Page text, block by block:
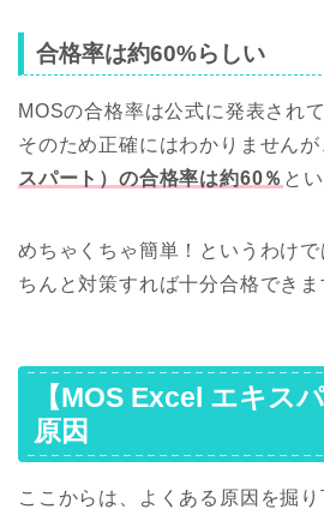
合格率は約60%らしい
MOSの合格率は公式に発表され
そのため正確にはわかりませんが
スパート）の合格率は約60％ と
めちゃくちゃ簡単！というわけ
ちんと対策すれば十分合格できま
【MOS Excel エキス
原因
ここからは、よくある原因を掘り